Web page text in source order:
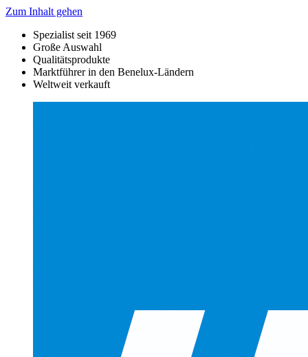
Zum Inhalt gehen
Spezialist seit 1969
Große Auswahl
Qualitätsprodukte
Marktführer in den Benelux-Ländern
Weltweit verkauft